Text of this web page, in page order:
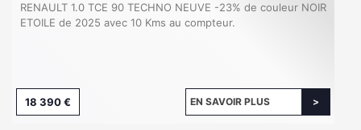
RENAULT 1.0 TCE 90 TECHNO NEUVE -23% de couleur NOIR
ETOILE de 2025 avec 10 Kms au compteur.
18 390 € EN SAVOIR PLUS